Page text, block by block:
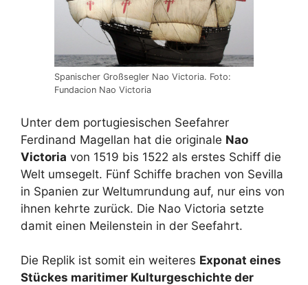
Spanischer Großsegler Nao Victoria. Foto:
Fundacion Nao Victoria
Unter dem portugiesischen Seefahrer
Ferdinand Magellan hat die originale Nao
Victoria von 1519 bis 1522 als erstes Schiff die
Welt umsegelt. Fünf Schiffe brachen von Sevilla
in Spanien zur Weltumrundung auf, nur eins von
ihnen kehrte zurück. Die Nao Victoria setzte
damit einen Meilenstein in der Seefahrt.
Die Replik ist somit ein weiteres Exponat eines
Stückes maritimer Kulturgeschichte der